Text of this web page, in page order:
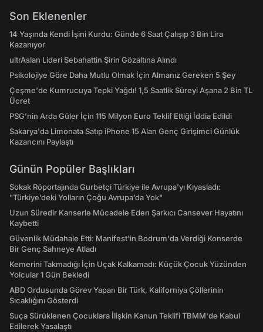
Son Eklenenler
14 Yaşında Kendi İşini Kurdu: Günde 6 Saat Çalışıp 3 Bin Lira
Kazanıyor
ultrAslan Lideri Sebahattin Şirin Gözaltına Alındı
Psikolojiye Göre Daha Mutlu Olmak İçin Almanız Gereken 5 Şey
Çeşme'de Kumrucuya Tepki Yağdı! 1,5 Saatlik Süreyi Aşana 2 Bin TL
Ücret
PSG’nin Arda Güler İçin 115 Milyon Euro Teklif Ettiği İddia Edildi
Sakarya'da Limonata Satıp iPhone 15 Alan Genç Girişimci Günlük
Kazancını Paylaştı
Günün Popüler Başlıkları
Sokak Röportajında Gurbetçi Türkiye ile Avrupa'yı Kıyasladı:
"Türkiye’deki Yolların Çoğu Avrupa’da Yok"
Uzun Süredir Kanserle Mücadele Eden Şarkıcı Cansever Hayatını
Kaybetti
Güvenlik Müdahale Etti: Manifest'in Bodrum'da Verdiği Konserde
Bir Genç Sahneye Atladı
Kemerini Takmadığı İçin Uçak Kalkamadı: Küçük Çocuk Yüzünden
Yolcular 1 Gün Bekledi
ABD Ordusunda Görev Yapan Bir Türk, Kaliforniya Çöllerinin
Sıcaklığını Gösterdi
Suça Sürüklenen Çocuklara İlişkin Kanun Teklifi TBMM'de Kabul
Edilerek Yasalaştı